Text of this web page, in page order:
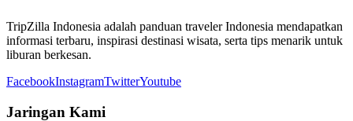
TripZilla Indonesia adalah panduan traveler Indonesia mendapatkan
informasi terbaru, inspirasi destinasi wisata, serta tips menarik untuk
liburan berkesan.
FacebookInstagramTwitterYoutube
Jaringan Kami